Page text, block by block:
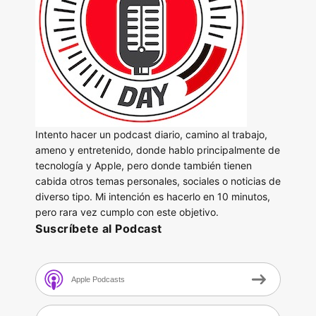
Intento hacer un podcast diario, camino al trabajo,
ameno y entretenido, donde hablo principalmente de
tecnología y Apple, pero donde también tienen
cabida otros temas personales, sociales o noticias de
diverso tipo. Mi intención es hacerlo en 10 minutos,
pero rara vez cumplo con este objetivo.
Suscríbete al Podcast
Apple Podcasts